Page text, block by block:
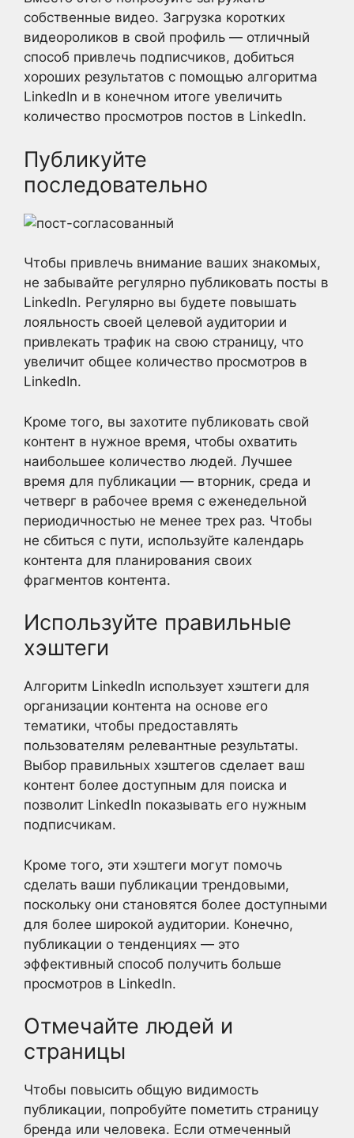
собственные видео. Загрузка коротких
видеороликов в свой профиль — отличный
способ привлечь подписчиков, добиться
хороших результатов с помощью алгоритма
LinkedIn и в конечном итоге увеличить
количество просмотров постов в LinkedIn.
Публикуйте
последовательно
Чтобы привлечь внимание ваших знакомых,
не забывайте регулярно публиковать посты в
LinkedIn. Регулярно вы будете повышать
лояльность своей целевой аудитории и
привлекать трафик на свою страницу, что
увеличит общее количество просмотров в
LinkedIn.
Кроме того, вы захотите публиковать свой
контент в нужное время, чтобы охватить
наибольшее количество людей. Лучшее
время для публикации — вторник, среда и
четверг в рабочее время с еженедельной
периодичностью не менее трех раз. Чтобы
не сбиться с пути, используйте календарь
контента для планирования своих
фрагментов контента.
Используйте правильные
хэштеги
Алгоритм LinkedIn использует хэштеги для
организации контента на основе его
тематики, чтобы предоставлять
пользователям релевантные результаты.
Выбор правильных хэштегов сделает ваш
контент более доступным для поиска и
позволит LinkedIn показывать его нужным
подписчикам.
Кроме того, эти хэштеги могут помочь
сделать ваши публикации трендовыми,
поскольку они становятся более доступными
для более широкой аудитории. Конечно,
публикации о тенденциях — это
эффективный способ получить больше
просмотров в LinkedIn.
Отмечайте людей и
страницы
Чтобы повысить общую видимость
публикации, попробуйте пометить страницу
бренда или человека. Если отмеченный